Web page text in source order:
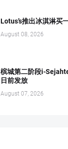
Lotus’s推出冰淇淋买
August 08, 2026
槟城第二阶段i-
日前发放
August 07, 2026